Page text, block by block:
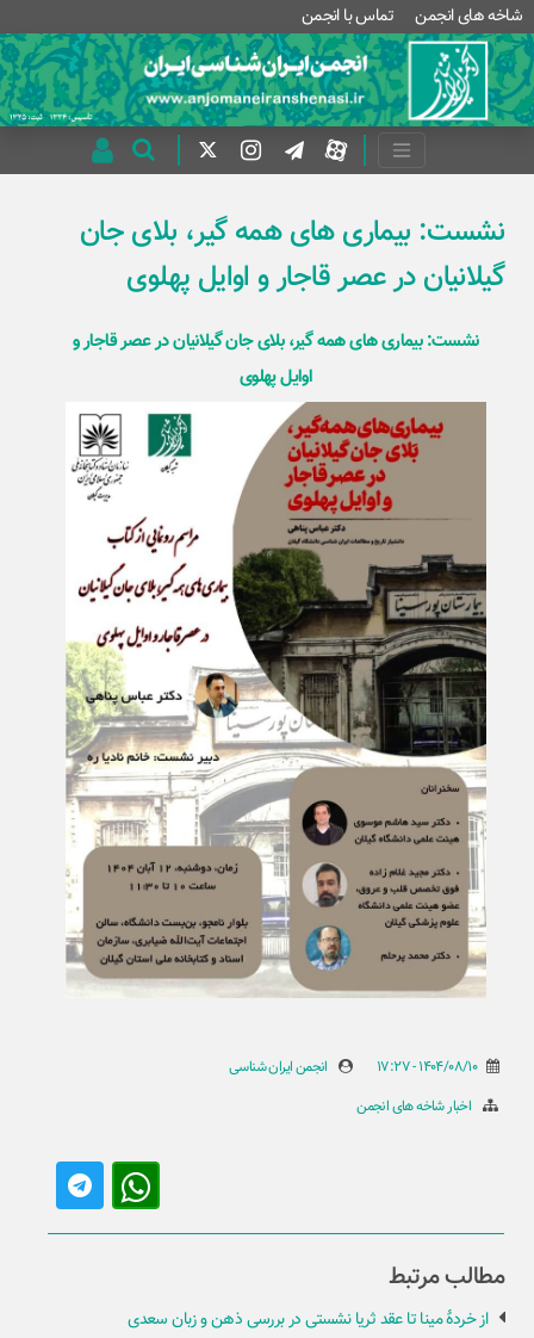
شاخه های انجمن تماس با انجمن
نشست: بیماری های همه گیر، بلای جان
گیلانیان در عصر قاجار و اوایل پهلوی
نشست: بیماری های همه گیر، بلای جان گیلانیان در عصر قاجار و
اوایل پهلوی
1404/08/10 - 17:27
انجمن ایران شناسی
اخبار شاخه های انجمن
مطالب مرتبط
از خردۀ مینا تا عقد ثریا نشستی در بررسی ذهن و زبان سعدی